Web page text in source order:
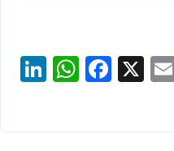
LinkedIn X